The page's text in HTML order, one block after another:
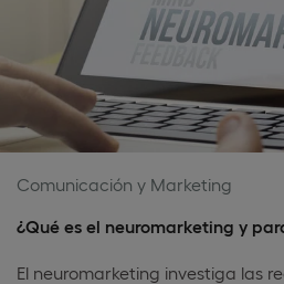
Comunicación y Marketing
¿Qué es el neuromarketing y
El neuromarketing investiga las